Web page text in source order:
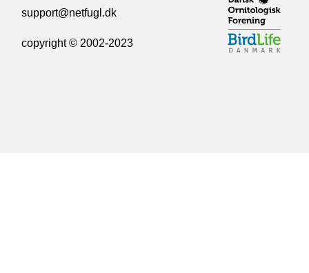
support@netfugl.dk
copyright © 2002-2023